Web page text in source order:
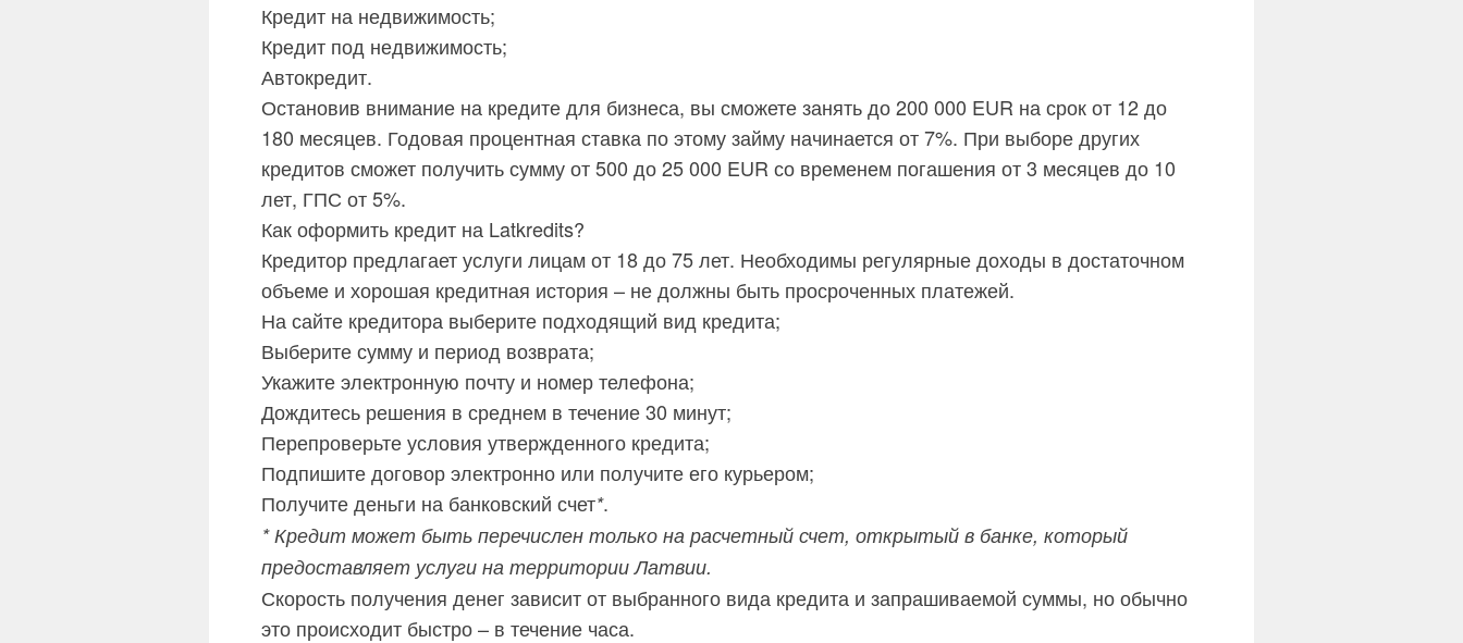
Кредит на недвижимость;
Кредит под недвижимость;
Автокредит.
Остановив внимание на кредите для бизнеса, вы сможете занять до 200 000 EUR на срок от 12 до
180 месяцев. Годовая процентная ставка по этому займу начинается от 7%. При выборе других
кредитов сможет получить сумму от 500 до 25 000 EUR со временем погашения от 3 месяцев до 10
лет, ГПС от 5%.
Как оформить кредит на Latkredits?
Кредитор предлагает услуги лицам от 18 до 75 лет. Необходимы регулярные доходы в достаточном
объеме и хорошая кредитная история – не должны быть просроченных платежей.
На сайте кредитора выберите подходящий вид кредита;
Выберите сумму и период возврата;
Укажите электронную почту и номер телефона;
Дождитесь решения в среднем в течение 30 минут;
Перепроверьте условия утвержденного кредита;
Подпишите договор электронно или получите его курьером;
Получите деньги на банковский счет*.
* Кредит может быть перечислен только на расчетный счет, открытый в банке, который
предоставляет услуги на территории Латвии.
Скорость получения денег зависит от выбранного вида кредита и запрашиваемой суммы, но обычно
это происходит быстро – в течение часа.